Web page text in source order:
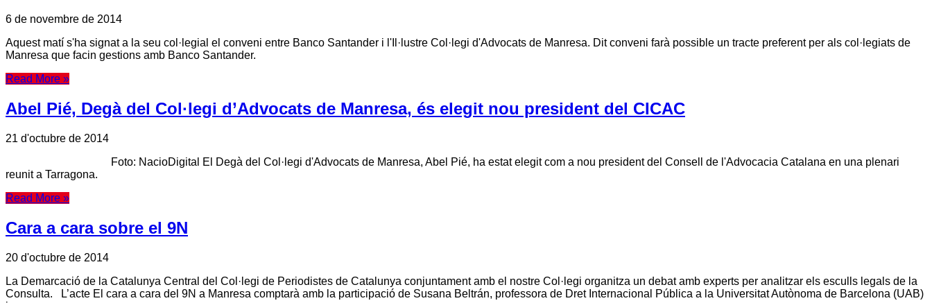
6 de novembre de 2014
Aquest matí s'ha signat a la seu col·legial el conveni entre Banco Santander i l'Il·lustre Col·legi d'Advocats de Manresa. Dit conveni farà possible un tracte preferent per als col·legiats de
Manresa que facin gestions amb Banco Santander.
Read More »
Abel Pié, Degà del Col·legi d’Advocats de Manresa, és elegit nou president del CICAC
21 d'octubre de 2014
Foto: NacioDigital El Degà del Col·legi d'Advocats de Manresa, Abel Pié, ha estat elegit com a nou president del Consell de l'Advocacia Catalana en una plenari
reunit a Tarragona.
Read More »
Cara a cara sobre el 9N
20 d'octubre de 2014
La Demarcació de la Catalunya Central del Col·legi de Periodistes de Catalunya conjuntament amb el nostre Col·legi organitza un debat amb experts per analitzar els esculls legals de la
Consulta. L’acte El cara a cara del 9N a Manresa comptarà amb la participació de Susana Beltrán, professora de Dret Internacional Pública a la Universitat Autònoma de Barcelona (UAB)